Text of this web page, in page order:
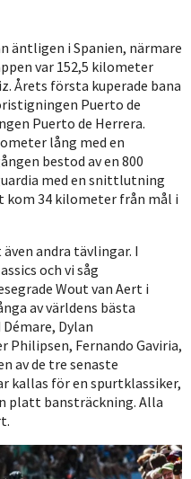
äntligen i Spanien, närmare
var 152,5 kilometer
Årets första kuperade bana
Puerto de
Puerto de Herrera.
lång med en
bestod av en 800
med en snittlutning
kom 34 kilometer från mål i
andra tävlingar. I
och vi såg
Wout van Aert i
av världens bästa
Dylan
Philipsen, Fernando Gaviria,
av de tre senaste
kallas för en spurtklassiker,
platt bansträckning. Alla